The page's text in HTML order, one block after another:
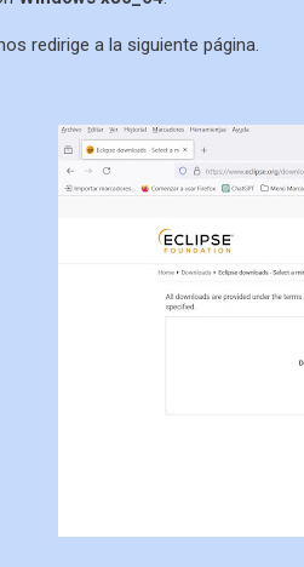
redirige a la siguiente página.